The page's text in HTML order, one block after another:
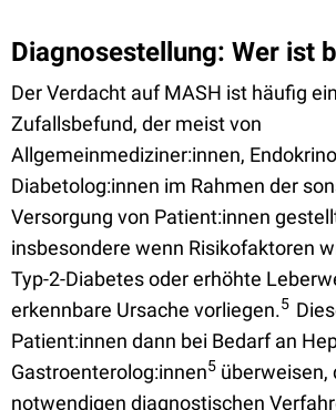
Diagnosestellung: Wer ist
Der Verdacht auf MASH ist häufig
Zufallsbefund, der meist von
Allgemeinmediziner:innen,
Diabetolog:innen im Rahmen der
Versorgung von Patient:innen
insbesondere wenn Risikofaktoren
Typ-2-Diabetes oder erhöhte
erkennbare Ursache vorliegen.5
Patient:innen dann bei Bedarf an
Gastroenterolog:innen5 überweisen,
notwendigen diagnostischen